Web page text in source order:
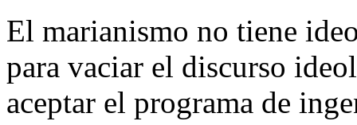
El marianismo no tiene
para vaciar el discurso
aceptar el programa de